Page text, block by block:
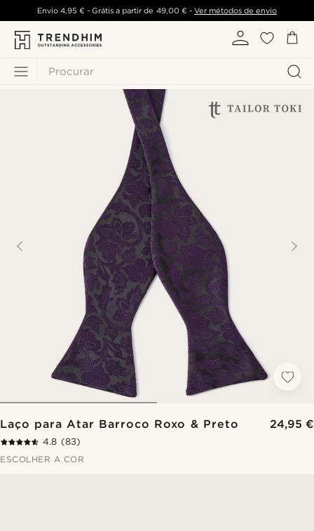
Procurar
Envio 4,95 €- Grátis a partir de 49,00 €- Ver métodos de envio
Laço para Atar Barroco Roxo & Preto 24,95 €
4.8 (83)
ESCOLHER A COR